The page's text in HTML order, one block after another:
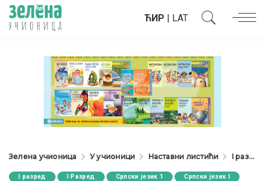
ЋИР | LAT
Зелена учионица У учионици Наставни листићи I разред
I разред I Разред Српски језик 1 Српски језик I